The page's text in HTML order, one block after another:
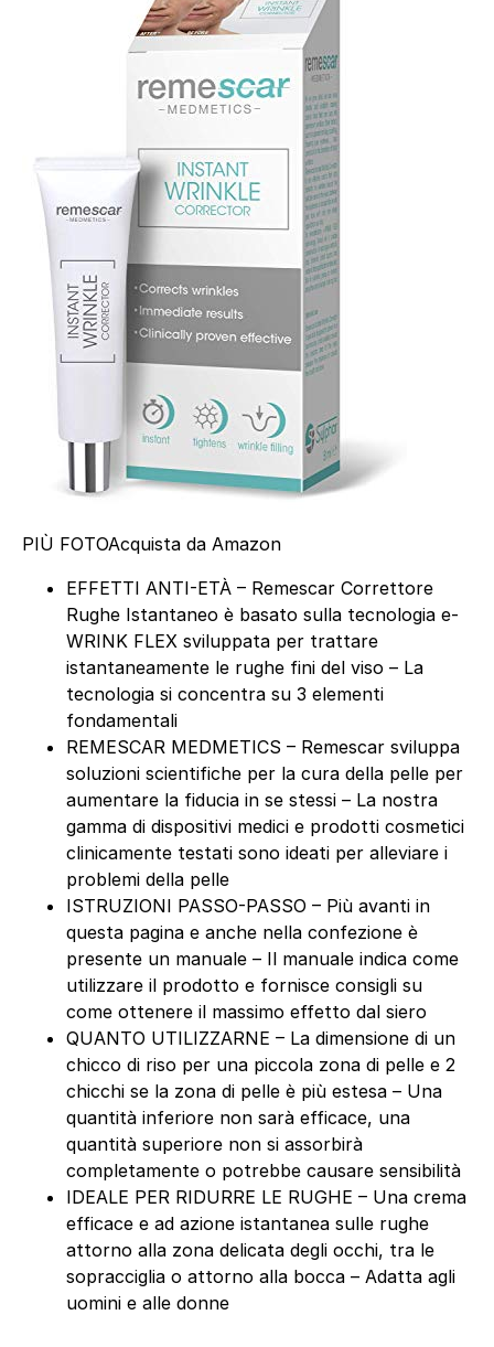
PIÙ FOTOAcquista da Amazon
EFFETTI ANTI-ETÀ – Remescar Correttore
Rughe Istantaneo è basato sulla tecnologia e-
WRINK FLEX sviluppata per trattare
istantaneamente le rughe fini del viso – La
tecnologia si concentra su 3 elementi
fondamentali
REMESCAR MEDMETICS – Remescar sviluppa
soluzioni scientifiche per la cura della pelle per
aumentare la fiducia in se stessi – La nostra
gamma di dispositivi medici e prodotti cosmetici
clinicamente testati sono ideati per alleviare i
problemi della pelle
ISTRUZIONI PASSO-PASSO – Più avanti in
questa pagina e anche nella confezione è
presente un manuale – Il manuale indica come
utilizzare il prodotto e fornisce consigli su
come ottenere il massimo effetto dal siero
QUANTO UTILIZZARNE – La dimensione di un
chicco di riso per una piccola zona di pelle e 2
chicchi se la zona di pelle è più estesa – Una
quantità inferiore non sarà efficace, una
quantità superiore non si assorbirà
completamente o potrebbe causare sensibilità
IDEALE PER RIDURRE LE RUGHE – Una crema
efficace e ad azione istantanea sulle rughe
attorno alla zona delicata degli occhi, tra le
sopracciglia o attorno alla bocca – Adatta agli
uomini e alle donne